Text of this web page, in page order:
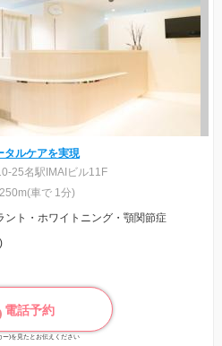
タルケアを実現
25名駅IMAIビル11F
車で 1分)
ント・ホワイトニング・顎関節症
電話予約
ー)を見たとお伝えください